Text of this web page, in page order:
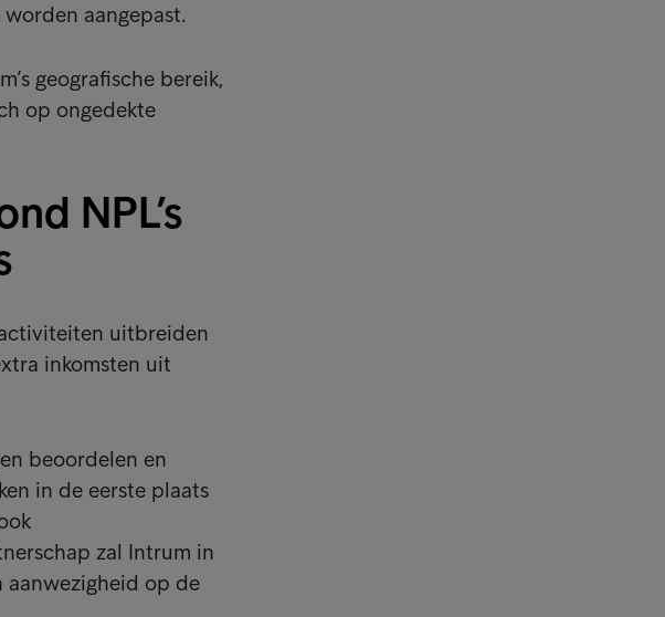
aangepast.
geografische bereik,
op ongedekte
NPL’s
uitbreiden
inkomsten uit
beoordelen en
in de eerste plaats
zal Intrum in
aanwezigheid op de